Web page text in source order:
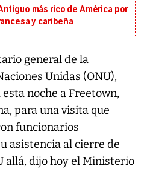
más rico de América por
y caribeña
general de la
Unidas (ONU),
noche a Freetown,
para una visita que
funcionarios
asistencia al cierre de
allá, dijo hoy el Ministerio